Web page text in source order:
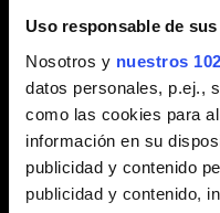
Uso responsable de
Nosotros y nuestros
datos personales, p.ej.,
como las cookies para
información en su
publicidad y contenido
publicidad y contenido,
Generar un informe
identificar la causa del
mucho antes.
Cómo crear un informe
En el teclado, pulsa